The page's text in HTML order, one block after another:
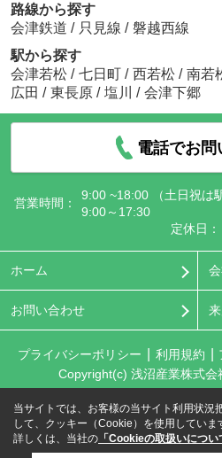
路線から探す
会津鉄道 / 只見線 / 磐越西線
駅から探す
会津若松 / 七日町 / 西若松 / 南若
広田 / 東長原 / 塩川 / 会津下郷
電話でお問
営業時間：
9:00 ~18:00 （土日祝は
9:00～17:30
定休日：
ホーム
お問い合わせ
プライバシーポリシー 利用規約
Copyright(c) 浅沼産業株式会
当サイトでは、お客様の当サイト利用状況
して、クッキー（Cookie）を使用していま
詳しくは、当社の 「Cookieの取扱いについ